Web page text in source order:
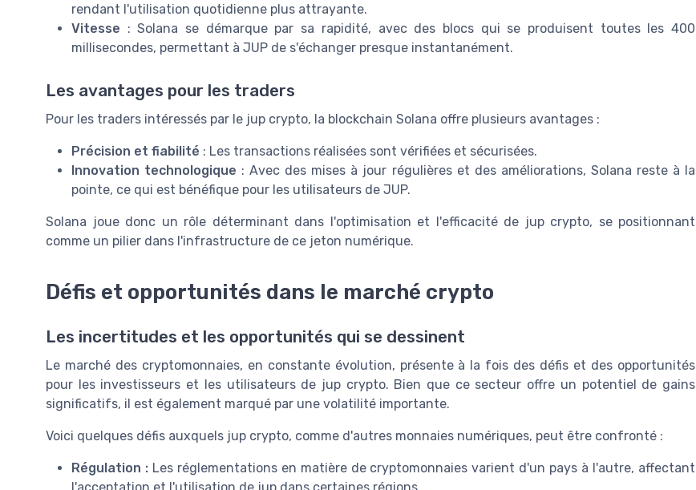
rendant l'utilisation quotidienne plus attrayante.
Vitesse : Solana se démarque par sa rapidité, avec des blocs qui se produisent toutes les 400
millisecondes, permettant à JUP de s'échanger presque instantanément.
Les avantages pour les traders
Pour les traders intéressés par le jup crypto, la blockchain Solana offre plusieurs avantages :
Précision et fiabilité : Les transactions réalisées sont vérifiées et sécurisées.
Innovation technologique : Avec des mises à jour régulières et des améliorations, Solana reste à la
pointe, ce qui est bénéfique pour les utilisateurs de JUP.
Solana joue donc un rôle déterminant dans l'optimisation et l'efficacité de jup crypto, se positionnant
comme un pilier dans l'infrastructure de ce jeton numérique.
Défis et opportunités dans le marché crypto
Les incertitudes et les opportunités qui se dessinent
Le marché des cryptomonnaies, en constante évolution, présente à la fois des défis et des opportunités
pour les investisseurs et les utilisateurs de jup crypto. Bien que ce secteur offre un potentiel de gains
significatifs, il est également marqué par une volatilité importante.
Voici quelques défis auxquels jup crypto, comme d'autres monnaies numériques, peut être confronté :
Régulation :Les réglementations en matière de cryptomonnaies varient d'un pays à l'autre, affectant